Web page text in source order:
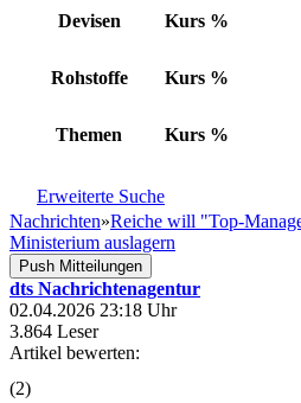
Devisen Kurs %
Rohstoffe Kurs %
Themen Kurs %
Erweiterte Suche
Nachrichten»Reiche will "Top-
Ministerium auslagern
Push Mitteilungen
dts Nachrichtenagentur
02.04.2026 23:18 Uhr
3.864 Leser
Artikel bewerten:
(2)